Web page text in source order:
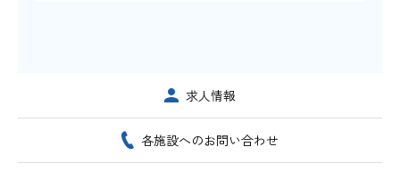
求人情報
各施設へのお問い合わせ